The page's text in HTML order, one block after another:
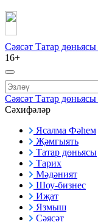
Сәясәт Татар дөньясы
16+
Сәясәт Татар дөньясы
Сәхифәләр
Ясалма Фәһем
Җәмгыять
Татар дөньясы
Тарих
Мәдәният
Шоу-бизнес
Иҗат
Язмыш
Сәясәт